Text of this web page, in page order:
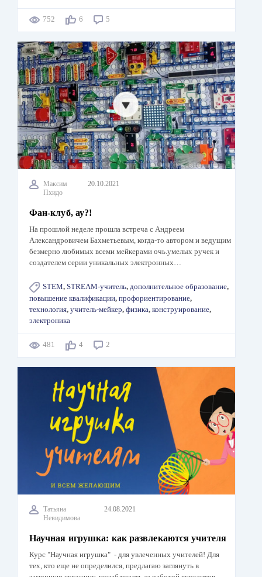
752 6 5
Максим
Пхидо
20.10.2021
Фан-клуб, ау?!
На прошлой неделе прошла встреча с Андреем
Александровичем Бахметьевым, когда-то автором и ведущим
безмерно любимых всеми мейкерами очь.умелых ручек и
создателем серии уникальных электронных…
STEM, STREAM-учитель, дополнительное образование,
повышение квалификации, профориентирование,
технология, учитель-мейкер, физика, конструирование,
электроника
481 4 2
Татьяна
Невидимова
24.08.2021
Научная игрушка: как развлекаются учителя
Курс "Научная игрушка" - для увлеченных учителей! Для
тех, кто еще не определился, предлагаю заглянуть в